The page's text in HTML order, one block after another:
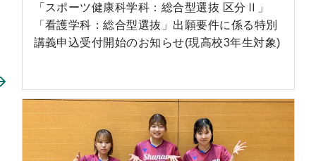
「スポーツ健康科学科：総合型選抜 区分Ⅱ」
「看護学科：総合型選抜」出願要件に係る特別
講義申込受付開始のお知らせ(現高校3年生対象)